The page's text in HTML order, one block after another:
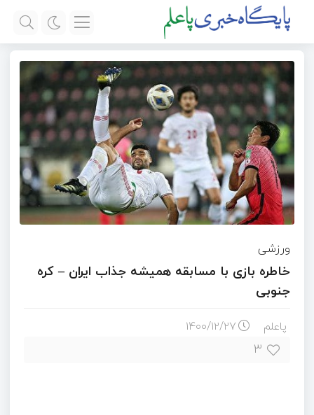
ورزشی
خاطره بازی با مسابقه همیشه جذاب ایران – کره
جنوبی
پاعلم ۱۴۰۰/۱۲/۲۷
۳